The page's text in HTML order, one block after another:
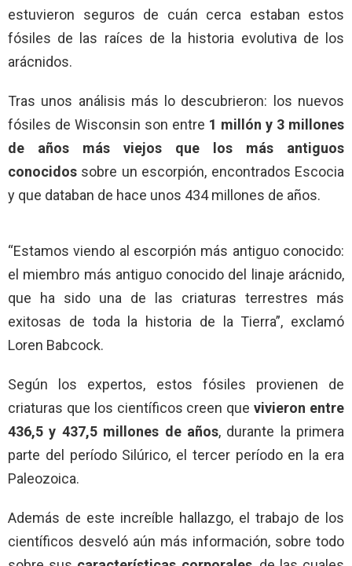
estuvieron seguros de cuán cerca estaban estos
fósiles de las raíces de la historia evolutiva de los
arácnidos.
Tras unos análisis más lo descubrieron: los nuevos
fósiles de Wisconsin son entre 1 millón y 3 millones
de años más viejos que los más antiguos
conocidos sobre un escorpión, encontrados Escocia
y que databan de hace unos 434 millones de años.
“Estamos viendo al escorpión más antiguo conocido:
el miembro más antiguo conocido del linaje arácnido,
que ha sido una de las criaturas terrestres más
exitosas de toda la historia de la Tierra”, exclamó
Loren Babcock.
Según los expertos, estos fósiles provienen de
criaturas que los científicos creen quevivieron entre
436,5 y 437,5 millones de años, durante la primera
parte del período Silúrico, el tercer período en la era
Paleozoica.
Además de este increíble hallazgo, el trabajo de los
científicos desveló aún más información, sobre todo